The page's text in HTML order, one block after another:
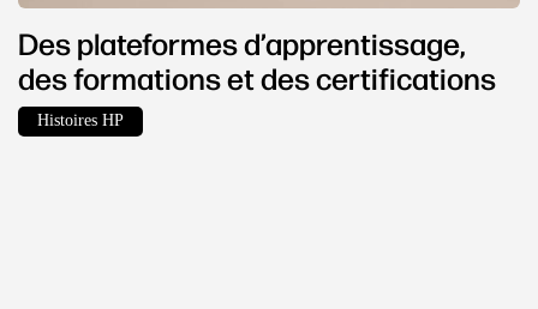
Des plateformes d’apprentissage,
des formations et des certifications
Histoires HP